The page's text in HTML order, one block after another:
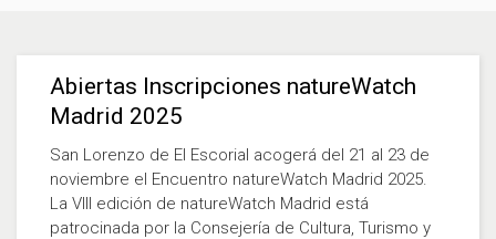
Abiertas Inscripciones natureWatch
Madrid 2025
San Lorenzo de El Escorial acogerá del 21 al 23 de
noviembre el Encuentro natureWatch Madrid 2025.
La VIII edición de natureWatch Madrid está
patrocinada por la Consejería de Cultura, Turismo y